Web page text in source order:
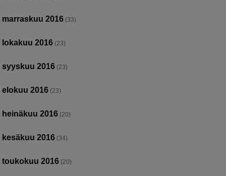
marraskuu 2016 (33)
lokakuu 2016 (23)
syyskuu 2016 (23)
elokuu 2016 (23)
heinäkuu 2016 (20)
kesäkuu 2016 (34)
toukokuu 2016 (20)